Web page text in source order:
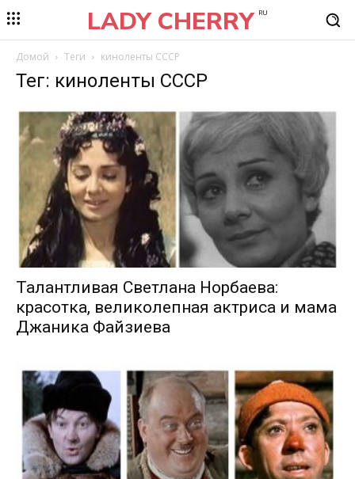
LADY CHERRY RU
Домой Теги киноленты СССР
Тег: киноленты СССР
Талантливая Светлана Норбаева:
красотка, великолепная актриса и мама
Джаника Файзиева